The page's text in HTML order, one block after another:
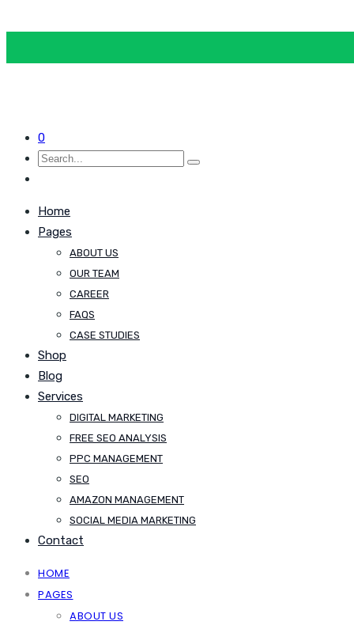
0
Home
Pages
ABOUT US
OUR TEAM
CAREER
FAQS
CASE STUDIES
Shop
Blog
Services
DIGITAL MARKETING
FREE SEO ANALYSIS
PPC MANAGEMENT
SEO
AMAZON MANAGEMENT
SOCIAL MEDIA MARKETING
Contact
HOME
PAGES
ABOUT US